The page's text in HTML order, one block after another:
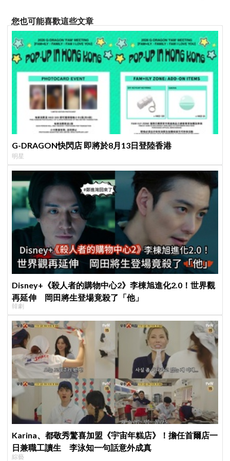
您也可能喜歡這些文章
G-DRAGON快閃店 即將於8月13日登陸香港
明星
Disney+《殺人者的購物中心2》李棟旭進化2.0！世界觀
再延伸 岡田將生登場竟殺了「他」
韓劇
Karina、都敬秀驚喜加盟《宇宙年糕店》！擔任首爾店一
日兼職工讀生 李泳知一句話意外成真
綜藝